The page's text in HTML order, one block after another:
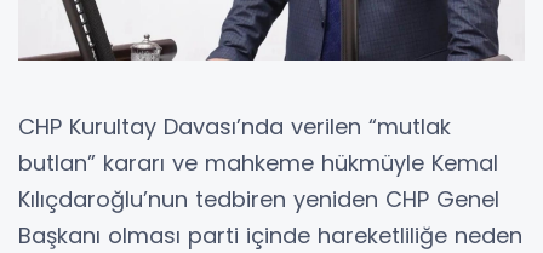
CHP Kurultay Davası’nda verilen “mutlak
butlan” kararı ve mahkeme hükmüyle Kemal
Kılıçdaroğlu’nun tedbiren yeniden CHP Genel
Başkanı olması parti içinde hareketliliğe neden